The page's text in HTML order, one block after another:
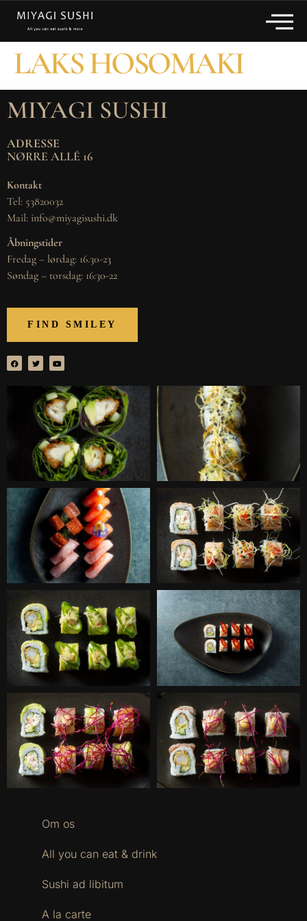
LAKS HOSOMAKI
MIYAGI SUSHI
ADRESSE
NØRRE ALLÉ 16
Kontakt
Tel: 53820032
Mail: info@miyagisushi.dk
Åbningstider
Fredag – lørdag: 16.30-23
Søndag – torsdag: 16:30-22
FIND SMILEY
Om os
All you can eat & drink
Sushi ad libitum
A la carte